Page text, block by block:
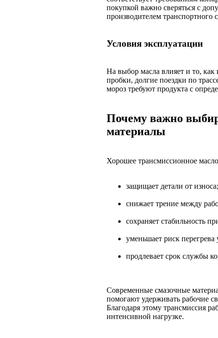
покупкой важно сверяться с
производителем транспортного
Условия эксплуатации
На выбор масла влияет и то, как
пробки, долгие поездки по
мороз требуют продукта с
Почему важно
материалы
Хорошее трансмиссионное
защищает детали от износа;
снижает трение между
сохраняет стабильность
уменьшает риск перегрева
продлевает срок службы
Современные смазочные
помогают удерживать рабочие
Благодаря этому трансмиссия
интенсивной нагрузке.